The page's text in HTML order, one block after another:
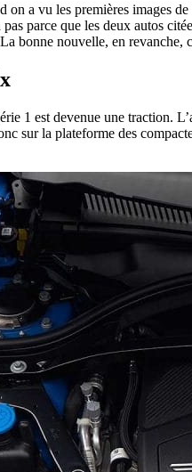
on a vu les premières images
parce que les deux autos
bonne nouvelle, en
1 est devenue une traction.
sur la plateforme des